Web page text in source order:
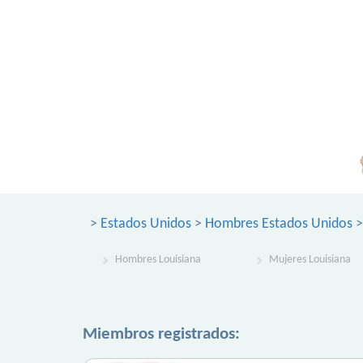
> Estados Unidos > Hombres Estados Unidos
Hombres Louisiana Mujeres Louisiana
Miembros registrados: